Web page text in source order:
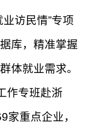
访民情”专项
库，精准掌握
体就业需求。
作专班赴浙
家重点企业，